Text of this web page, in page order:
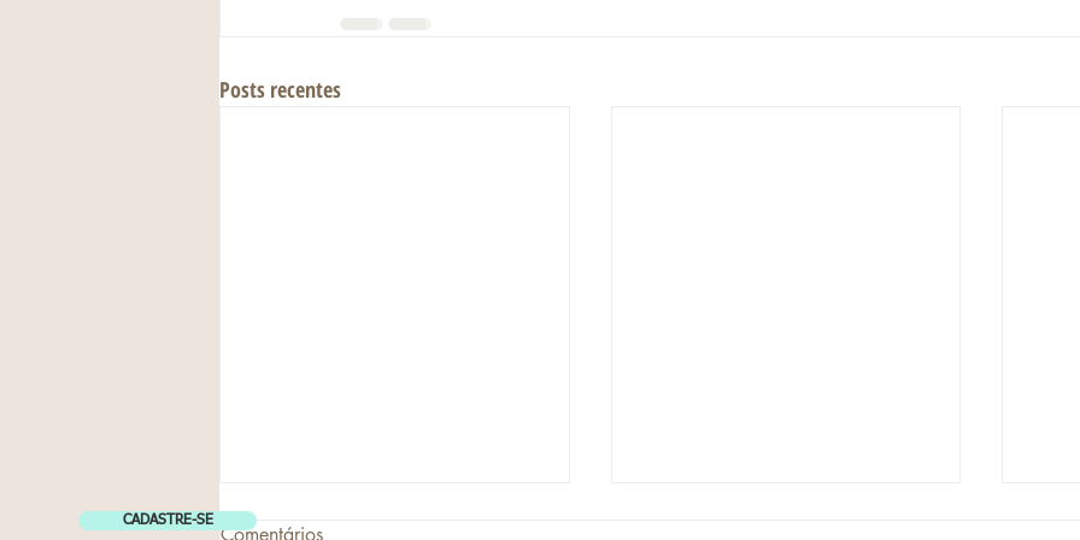
Posts recentes
Comentários
CADASTRE-SE